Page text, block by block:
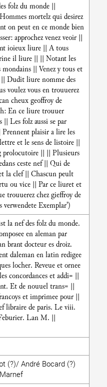
folz du monde ||
mortelz qui desirez
on peut en ce monde bien
approchez venez veoir ||
ioieux liure || A tous
il liure || || Notant les
mondains || Venez y tous et
|| Dudit liure nomme des
voulez vous en trouuerez
cheux geoffroy de
En ce liure trouuer
|| Les folz aussi se par
plaisir a lire les
et le sens de listoire ||
prolocutoire || || Plusieurs
ceste nef || Qui de
la clef || Chascun peult
ou vice || Par ce liuret et
trouuerez chez gieffroy de
verwendete Exemplar')
la nef des folz du monde.
en aleman par
brant docteur es droiz.
daleman en latin redigee
locher. Reveue et ornee
concordances et addi= ||
Et de nouuel trans= ||
et imprimee pour ||
libraire de paris. Le viii.
Lan M. ||
(?)/ André Bocard (?)